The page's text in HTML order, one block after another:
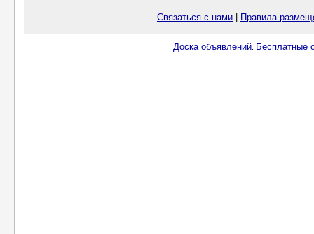
Связаться с нами Правила
Доска объявлений. Бесплатные